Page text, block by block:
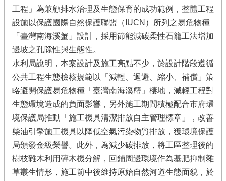
工程」為兼顧排水治理及生態保育的成功範例，整體工程
設施以保護國際自然保護聯盟（IUCN）所列之易危物種
「臺灣南海溪蟹」設計，採用節能減碳柔性石籠工法增加
邊坡之孔隙性與生態性。
水利局說明，本案設計及施工亮點不少，於設計階段遵循
公共工程生態檢核規範以「減輕、迴避、縮小、補償」策
略避開保護易危物種「臺灣南海溪蟹」棲地，減輕工程對
生態環境造成的負面影響，另外施工期間積極配合市府環
境保護局推動「施工機具清潔排放自主管理標章」，改善
柴油引擎施工機具以降低空氣污染物質排放，獲環境保護
局頒發金級榮譽。此外，為減少碳排放，將工區整理後的
樹枝雜木利用碎木機分解，回鋪周邊環境作為基肥抑制雜
草叢生情形，施工前中後維持原始自然河道生態面貌，於